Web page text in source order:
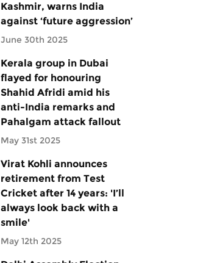
Kashmir, warns India
against ‘future aggression’
June 30th 2025
Kerala group in Dubai
flayed for honouring
Shahid Afridi amid his
anti-India remarks and
Pahalgam attack fallout
May 31st 2025
Virat Kohli announces
retirement from Test
Cricket after 14 years: 'I’ll
always look back with a
smile'
May 12th 2025